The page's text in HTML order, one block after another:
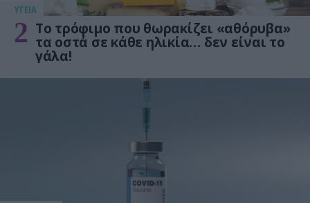
ΥΓΕΙΑ
2 Το τρόφιμο που θωρακίζει «αθόρυβα»
τα οστά σε κάθε ηλικία… δεν είναι το
γάλα!